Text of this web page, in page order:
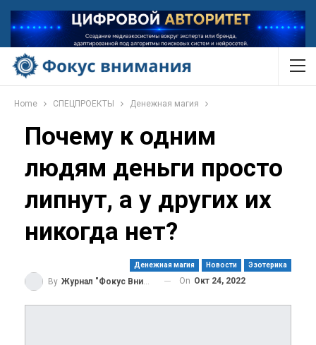
Home СПЕЦПРОЕКТЫ Денежная магия
Почему к одним
людям деньги просто
липнут, а у других их
никогда нет?
Денежная магия Новости Эзотерика
By Журнал "Фокус Внимания" On Окт 24, 2022